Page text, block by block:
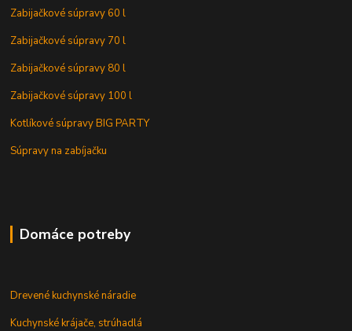
Zabijačkové súpravy 60 l
Zabijačkové súpravy 70 l
Zabijačkové súpravy 80 l
Zabijačkové súpravy 100 l
Kotlíkové súpravy BIG PARTY
Súpravy na zabíjačku
Domáce potreby
Drevené kuchynské náradie
Kuchynské krájače, strúhadlá